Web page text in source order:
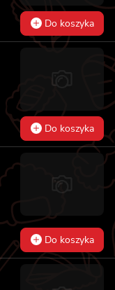
Do koszyka
Do koszyka
Do koszyka